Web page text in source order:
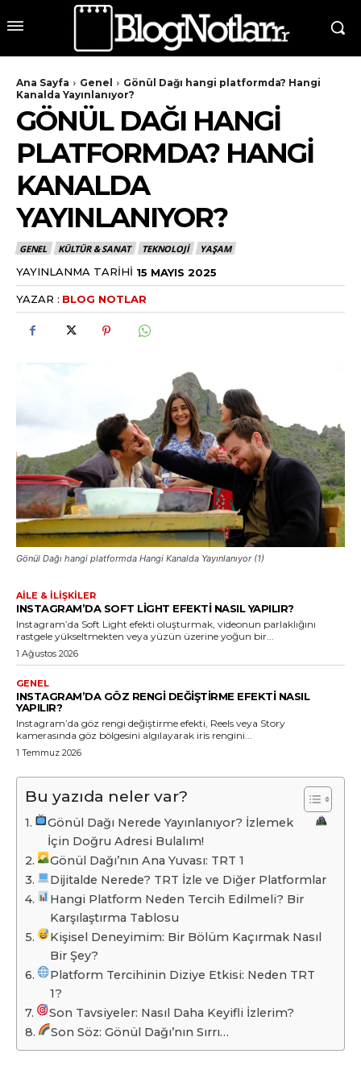
Ana Sayfa Genel
Gönül Dağı hangi platformda? Hangi
Kanalda Yayınlanıyor?
GÖNÜL DAĞI HANGI
PLATFORMDA? HANGI
KANALDA
YAYINLANIYOR?
GENEL KÜLTÜR & SANAT TEKNOLOJI YAŞAM
YAYINLANMA TARIHI 15 MAYIS 2025
YAZAR : BLOG NOTLAR
Gönül Dağı hangi platformda Hangi Kanalda Yayınlanıyor (1)
AILE & İLIŞKILER
INSTAGRAM’DA SOFT LIGHT EFEKTI NASIL YAPILIR?
Instagram’da Soft Light efekti oluşturmak, videonun parlaklığını
rastgele yükseltmekten veya yüzün üzerine yoğun bir...
1 Ağustos 2026
GENEL
INSTAGRAM’DA GÖZ RENGI DEĞIŞTIRME EFEKTI NASIL
YAPILIR?
Instagram’da göz rengi değiştirme efekti, Reels veya Story
kamerasında göz bölgesini algılayarak iris rengini...
1 Temmuz 2026
Bu yazıda neler var?
Gönül Dağı Nerede Yayınlanıyor? İzlemek
İçin Doğru Adresi Bulalım!
Gönül Dağı’nın Ana Yuvası: TRT 1
Dijitalde Nerede? TRT İzle ve Diğer Platformlar
Hangi Platform Neden Tercih Edilmeli? Bir
Karşılaştırma Tablosu
Kişisel Deneyimim: Bir Bölüm Kaçırmak Nasıl
Bir Şey?
Platform Tercihinin Diziye Etkisi: Neden TRT
1?
Son Tavsiyeler: Nasıl Daha Keyifli İzlerim?
Son Söz: Gönül Dağı’nın Sırrı…